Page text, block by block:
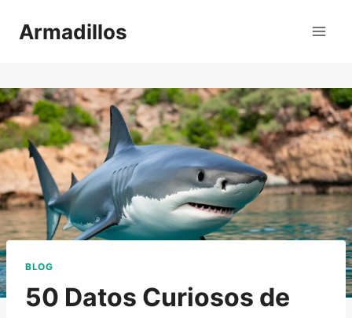
Armadillos
BLOG
50 Datos Curiosos de